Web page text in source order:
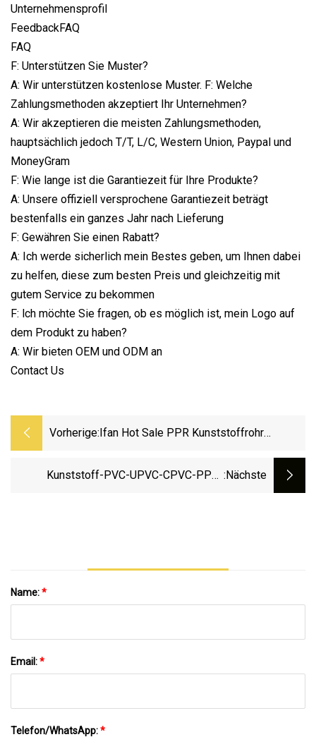
Unternehmensprofil
FeedbackFAQ
FAQ
F: Unterstützen Sie Muster?
A: Wir unterstützen kostenlose Muster. F: Welche
Zahlungsmethoden akzeptiert Ihr Unternehmen?
A: Wir akzeptieren die meisten Zahlungsmethoden,
hauptsächlich jedoch T/T, L/C, Western Union, Paypal und
MoneyGram
F: Wie lange ist die Garantiezeit für Ihre Produkte?
A: Unsere offiziell versprochene Garantiezeit beträgt
bestenfalls ein ganzes Jahr nach Lieferung
F: Gewähren Sie einen Rabatt?
A: Ich werde sicherlich mein Bestes geben, um Ihnen dabei
zu helfen, diese zum besten Preis und gleichzeitig mit
gutem Service zu bekommen
F: lch möchte Sie fragen, ob es möglich ist, mein Logo auf
dem Produkt zu haben?
A: Wir bieten OEM und ODM an
Contact Us
Vorherige: Ifan Hot Sale PPR Kunststoffrohr
Pn20 20-110mm Rohr Für Die
Kunststoff-PVC-UPVC-CPVC-PPH- :nächste
Name:*
Email:*
Telefon/WhatsApp:*